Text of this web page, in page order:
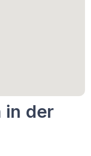
in der